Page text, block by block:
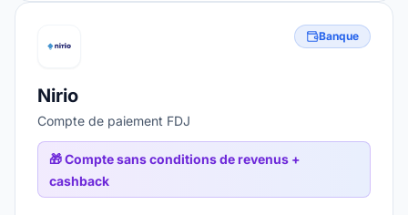
Banque
Nirio
Compte de paiement FDJ
🎁Compte sans conditions de revenus +
cashback